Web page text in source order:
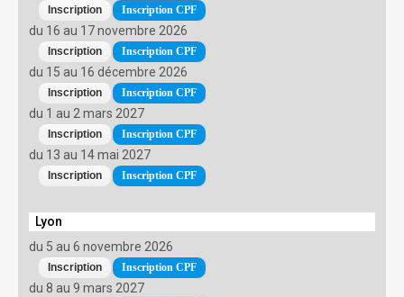
Inscription CPF
du 16 au 17 novembre 2026
Inscription CPF
du 15 au 16 décembre 2026
Inscription CPF
du 1 au 2 mars 2027
Inscription CPF
du 13 au 14 mai 2027
Inscription CPF
Lyon
du 5 au 6 novembre 2026
Inscription CPF
du 8 au 9 mars 2027